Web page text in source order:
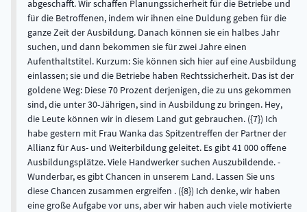
abgeschafft. Wir schaffen Planungssicherheit für die Betriebe und
für die Betroffenen, indem wir ihnen eine Duldung geben für die
ganze Zeit der Ausbildung. Danach können sie ein halbes Jahr
suchen, und dann bekommen sie für zwei Jahre einen
Aufenthaltstitel. Kurzum: Sie können sich hier auf eine Ausbildung
einlassen; sie und die Betriebe haben Rechtssicherheit. Das ist der
goldene Weg: Diese 70 Prozent derjenigen, die zu uns gekommen
sind, die unter 30-Jährigen, sind in Ausbildung zu bringen. Hey,
die Leute können wir in diesem Land gut gebrauchen. ({7}) Ich
habe gestern mit Frau Wanka das Spitzentreffen der Partner der
Allianz für Aus- und Weiterbildung geleitet. Es gibt 41 000 offene
Ausbildungsplätze. Viele Handwerker suchen Auszubildende. -
Wunderbar, es gibt Chancen in unserem Land. Lassen Sie uns
diese Chancen zusammen ergreifen . ({8}) Ich denke, wir haben
eine große Aufgabe vor uns, aber wir haben auch viele motivierte